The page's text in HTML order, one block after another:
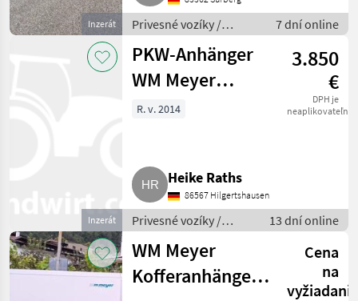
Inzerát
Privesné vozíky /
Prívesný voz osobného
auta
7 dní online
Inzerát
PKW-Anhänger
WM Meyer
Ladefläche 5,10
3.850
€
DPH je
neaplikovateľné
R. v. 2014
Heike Raths
86567 Hilgertshausen
Privesné vozíky /
Prívesný voz
osobného auta
13 dní online
WM Meyer
Kofferanhänger
Cena
na